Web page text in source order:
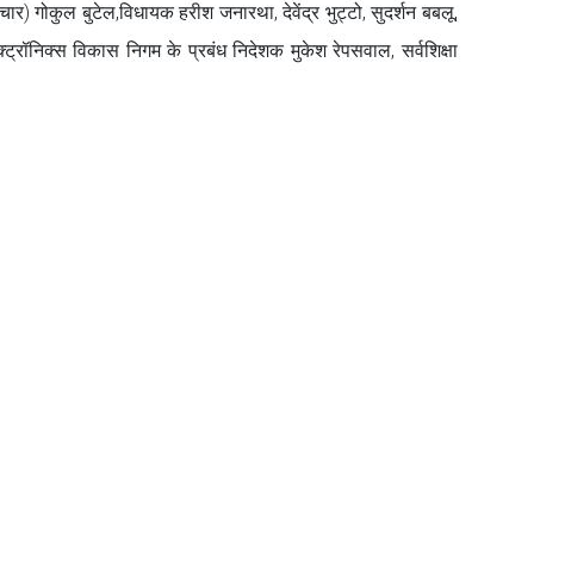
गोकुल बुटेल,विधायक हरीश जनारथा, देवेंद्र भुट्टो, सुदर्शन बबलू,
विकास निगम के प्रबंध निदेशक मुकेश रेपसवाल, सर्वशिक्षा